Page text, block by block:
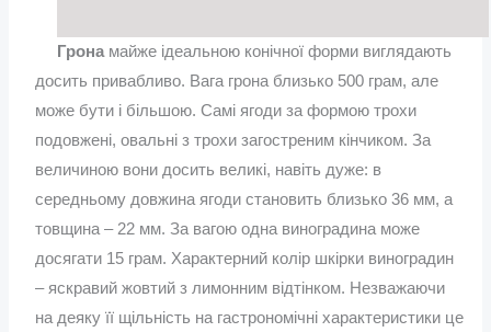
Грона майже ідеальною конічної форми виглядають
досить привабливо. Вага грона близько 500 грам, але
може бути і більшою. Самі ягоди за формою трохи
подовжені, овальні з трохи загостреним кінчиком. За
величиною вони досить великі, навіть дуже: в
середньому довжина ягоди становить близько 36 мм, а
товщина – 22 мм. За вагою одна виноградина може
досягати 15 грам. Характерний колір шкірки виноградин
– яскравий жовтий з лимонним відтінком. Незважаючи
на деяку її щільність на гастрономічні характеристики це